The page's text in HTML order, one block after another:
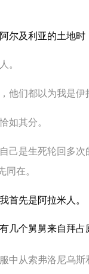
尔及利亚的土地时
。
他们都以为我是伊
如其分。
己是生死轮回多次
同在。
首先是阿拉米人。
几个舅舅来自拜占
中从索弗洛尼乌斯